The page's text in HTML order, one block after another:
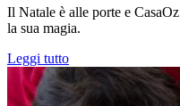
Il Natale è alle porte e
la sua magia.
Leggi tutto